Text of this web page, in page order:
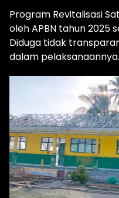
Program Revitalisasi
oleh APBN tahun 2025
Diduga tidak
dalam pelaksanaannya.